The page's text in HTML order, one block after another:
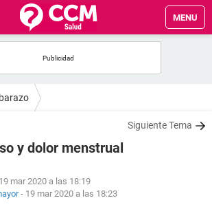
MENU
Siguiente Tema
y dolor menstrual
mar 2020 a las 18:19
- 19 mar 2020 a las 18:23